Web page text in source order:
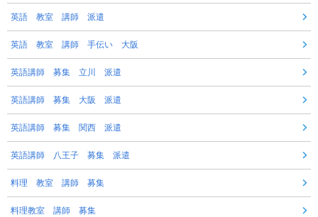
英語 教室 講師 派遣
英語 教室 講師 手伝い 大阪
英語講師 募集 立川 派遣
英語講師 募集 大阪 派遣
英語講師 募集 関西 派遣
英語講師 八王子 募集 派遣
料理 教室 講師 募集
料理教室 講師 募集